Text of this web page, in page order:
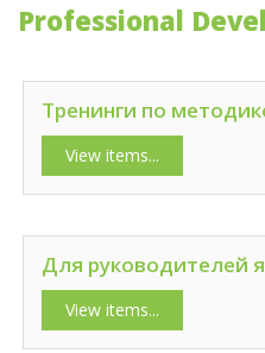
Professional
Тренинги по
View items...
Для руководителей
View items...